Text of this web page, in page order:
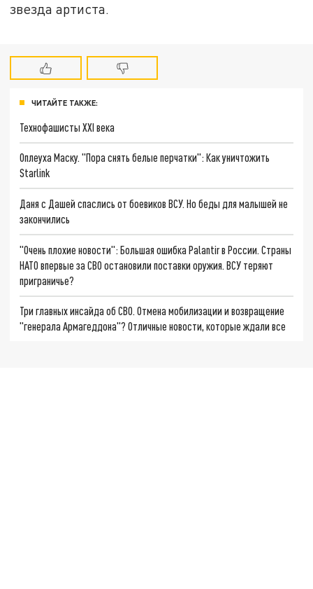
звезда артиста.
ЧИТАЙТЕ ТАКЖЕ:
Технофашисты XXI века
Оплеуха Маску. "Пора снять белые перчатки": Как уничтожить
Starlink
Даня с Дашей спаслись от боевиков ВСУ. Но беды для малышей не
закончились
"Очень плохие новости": Большая ошибка Palantir в России. Страны
НАТО впервые за СВО остановили поставки оружия. ВСУ теряют
приграничье?
Три главных инсайда об СВО. Отмена мобилизации и возвращение
"генерала Армагеддона"? Отличные новости, которые ждали все